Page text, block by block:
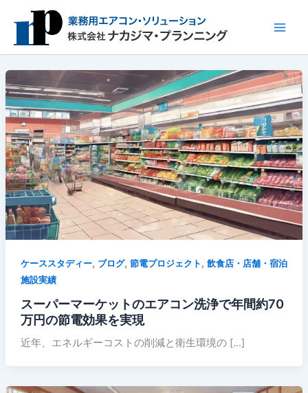
ス
キ
ッ
プ
ケーススタディー, ブログ, 節電プロジェクト , 飲食店・店舗・宿泊
施設実績
スーパーマーケットのエアコン洗浄で年間約70
万円の節電効果を実現
近年、エネルギーコストの削減と衛生環境の […]